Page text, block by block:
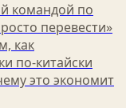
командой по
перевести»
как
по‑китайски
это экономит